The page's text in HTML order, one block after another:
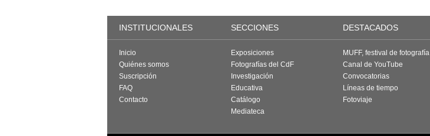
INSTITUCIONALES SECCIONES DESTACADOS
Inicio
Quiénes somos
Suscripción
FAQ
Contacto
Exposiciones
Fotografías del CdF
Investigación
Educativa
Catálogo
Mediateca
MUFF, festival de fotografía
Canal de YouTube
Convocatorias
Líneas de tiempo
Fotoviaje